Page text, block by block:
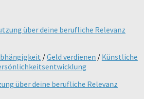
/Geld verdienen / Künstliche
über deine berufliche Relevanz